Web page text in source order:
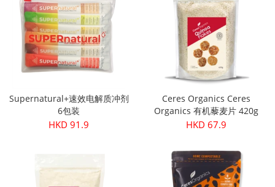
Supernatural+速效电解质冲剂
6包装
HKD 91.9
Ceres Organics Ceres
Organics 有机藜麦片 420g
HKD 67.9